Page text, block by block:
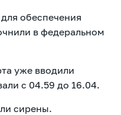
обеспечения
в федеральном
уже вводили
с 04.59 до 16.04.
сирены.